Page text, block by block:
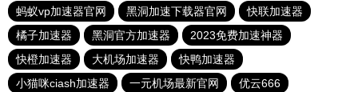
蚂蚁vp加速器官网
黑洞加速下载器官网
快联加速器
橘子加速器
黑洞官方加速器
2023免费加速神器
快橙加速器
大机场加速器
快鸭加速器
小猫咪ciash加速器
一元机场最新官网
优云666